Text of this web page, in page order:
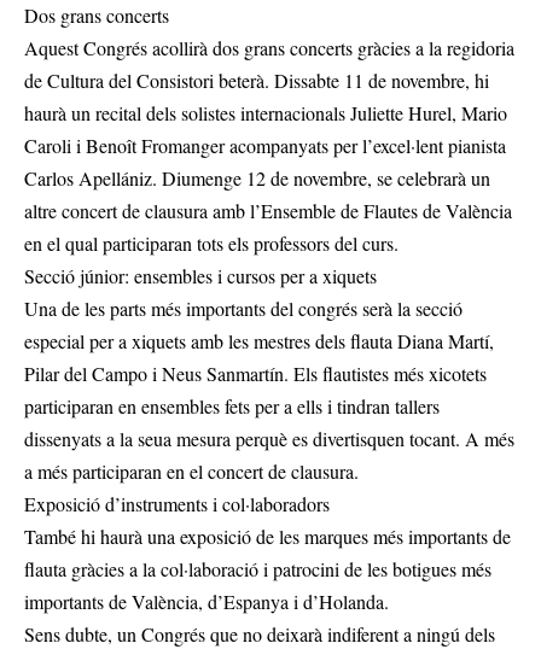
Dos grans concerts
Aquest Congrés acollirà dos grans concerts gràcies a la regidoria
de Cultura del Consistori beterà. Dissabte 11 de novembre, hi
haurà un recital dels solistes internacionals Juliette Hurel, Mario
Caroli i Benoît Fromanger acompanyats per l’excel·lent pianista
Carlos Apellániz. Diumenge 12 de novembre, se celebrarà un
altre concert de clausura amb l’Ensemble de Flautes de València
en el qual participaran tots els professors del curs.
Secció júnior: ensembles i cursos per a xiquets
Una de les parts més importants del congrés serà la secció
especial per a xiquets amb les mestres dels flauta Diana Martí,
Pilar del Campo i Neus Sanmartín. Els flautistes més xicotets
participaran en ensembles fets per a ells i tindran tallers
dissenyats a la seua mesura perquè es divertisquen tocant. A més
a més participaran en el concert de clausura.
Exposició d’instruments i col·laboradors
També hi haurà una exposició de les marques més importants de
flauta gràcies a la col·laboració i patrocini de les botigues més
importants de València, d’Espanya i d’Holanda.
Sens dubte, un Congrés que no deixarà indiferent a ningú dels